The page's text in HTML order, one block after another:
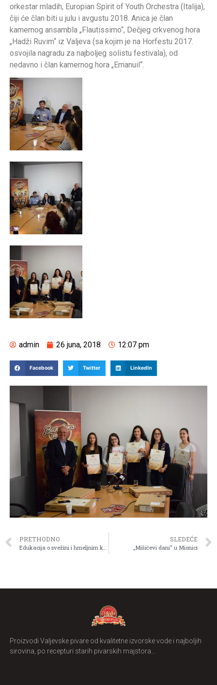
orkestar mladih, Europian Spirit of Youth Orchestra (Italija),
čiji će član biti u julu i avgustu 2018. Anica je član
kamernog ansambla „Flautissimo“, Dečjeg crkvenog hora
„Hadži Ruvim“ iz Valjeva (sa kojim je na Horfestu 2017.
osvojila nagradu za najboljeg solistu festivala), od
nedavno i član kamernog hora „Emanuil“.
admin 26 juna, 2018 12:07 pm
Facebook Twitter LinkedIn
PRETHODNO SLEDEĆE
„Mišićevi dani“ u Mionici
Proizvodi Valjevske pivare od kvalitetne izvorske vode i najboljih
sirovina, po recepturi starih pivarskih majstora…